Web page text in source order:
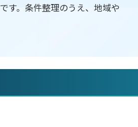
す。条件整理のうえ、地域や